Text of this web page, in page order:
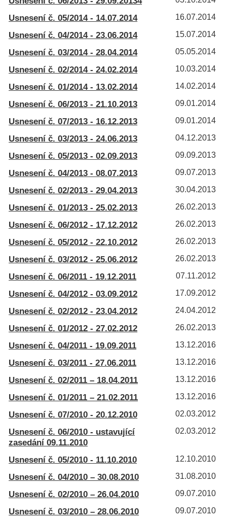
16.07.2014
Usnesení č. 05/2014 - 14.07.2014
15.07.2014
Usnesení č. 04/2014 - 23.06.2014
05.05.2014
Usnesení č. 03/2014 - 28.04.2014
10.03.2014
Usnesení č. 02/2014 - 24.02.2014
14.02.2014
Usnesení č. 01/2014 - 13.02.2014
09.01.2014
Usnesení č. 06/2013 - 21.10.2013
09.01.2014
Usnesení č. 07/2013 - 16.12.2013
04.12.2013
Usnesení č. 03/2013 - 24.06.2013
09.09.2013
Usnesení č. 05/2013 - 02.09.2013
09.07.2013
Usnesení č. 04/2013 - 08.07.2013
30.04.2013
Usnesení č. 02/2013 - 29.04.2013
26.02.2013
Usnesení č. 01/2013 - 25.02.2013
26.02.2013
Usnesení č. 06/2012 - 17.12.2012
26.02.2013
Usnesení č. 05/2012 - 22.10.2012
26.02.2013
Usnesení č. 03/2012 - 25.06.2012
07.11.2012
Usnesení č. 06/2011 - 19.12.2011
17.09.2012
Usnesení č. 04/2012 - 03.09.2012
24.04.2012
Usnesení č. 02/2012 - 23.04.2012
26.02.2013
Usnesení č. 01/2012 - 27.02.2012
13.12.2016
Usnesení č. 04/2011 - 19.09.2011
13.12.2016
Usnesení č. 03/2011 - 27.06.2011
13.12.2016
Usnesení č. 02/2011 – 18.04.2011
13.12.2016
Usnesení č. 01/2011 – 21.02.2011
02.03.2012
Usnesení č. 07/2010 - 20.12.2010
02.03.2012
Usnesení č. 06/2010 - ustavující
zasedání 09.11.2010
12.10.2010
Usnesení č. 05/2010 - 11.10.2010
31.08.2010
Usnesení č. 04/2010 – 30.08.2010
09.07.2010
Usnesení č. 02/2010 – 26.04.2010
09.07.2010
Usnesení č. 03/2010 – 28.06.2010